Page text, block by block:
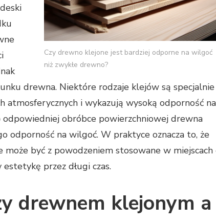
Czy drewno klejone jest bardziej odporne na wilgoć
niż zwykłe drewno?
drewna. Niektóre rodzaje klejów są specjalnie
i wykazują wysoką odporność na
obróbce powierzchniowej drewna
odporność na wilgoć. W praktyce oznacza to, że
być z powodzeniem stosowane w miejscach
przez długi czas.
drewnem klejonym a